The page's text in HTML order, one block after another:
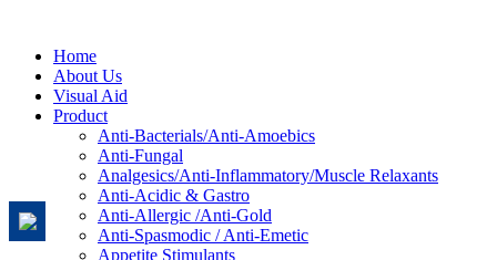
Home
About Us
Visual Aid
Product
Anti-Bacterials/Anti-Amoebics
Anti-Fungal
Analgesics/Anti-Inflammatory/Muscle Relaxants
Anti-Acidic & Gastro
Anti-Allergic /Anti-Gold
Anti-Spasmodic / Anti-Emetic
Appetite Stimulants